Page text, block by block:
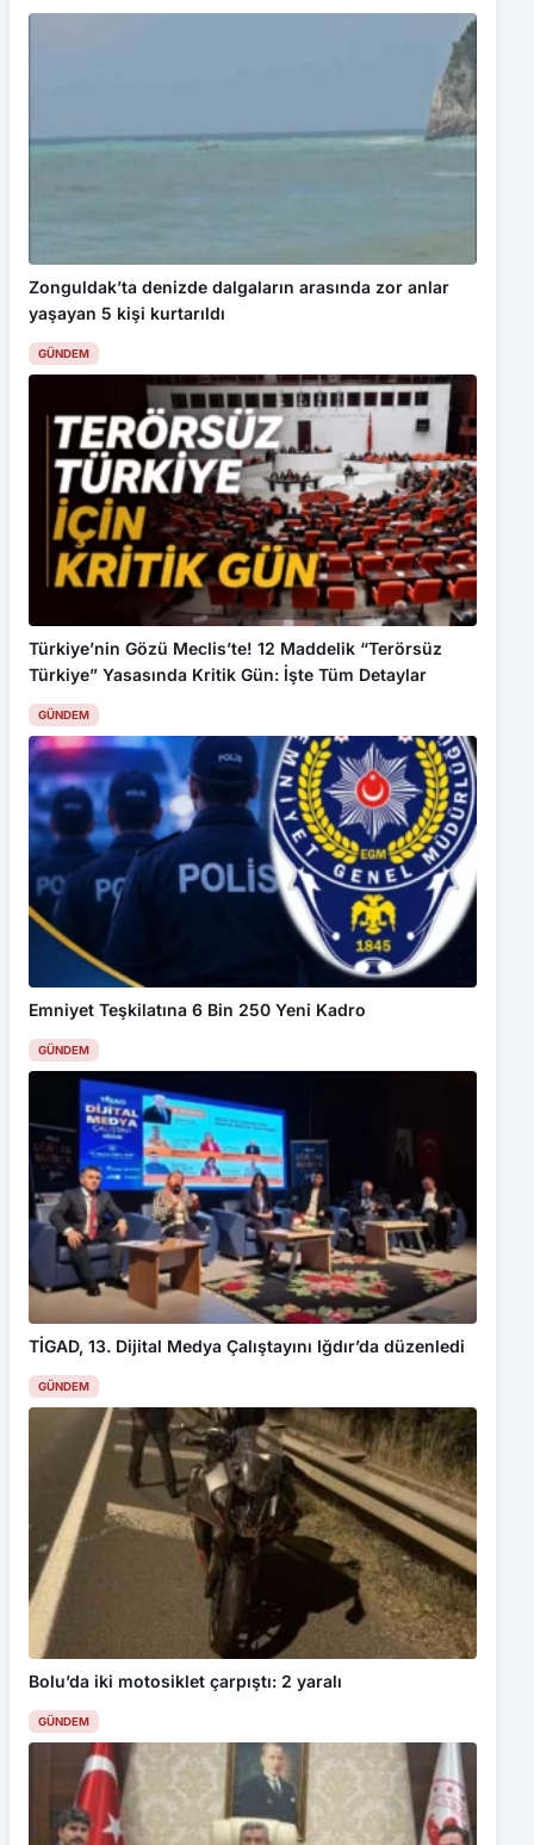
İhsaniyespor’un hocası belli oldu
Zonguldak’ta denizde dalgaların arasında zor anlar
yaşayan 5 kişi kurtarıldı
GÜNDEM
Türkiye’nin Gözü Meclis’te! 12 Maddelik “Terörsüz
Türkiye” Yasasında Kritik Gün: İşte Tüm Detaylar
GÜNDEM
Emniyet Teşkilatına 6 Bin 250 Yeni Kadro
GÜNDEM
TİGAD, 13. Dijital Medya Çalıştayını Iğdır’da düzenledi
GÜNDEM
Bolu’da iki motosiklet çarpıştı: 2 yaralı
GÜNDEM
Bu web sitesinde en iyi deneyimi yaşamanızı sağlamak için
çerezler kullanılmaktadır. Detaylar için Gizlilik Politikamız
inceleyebilirsiniz.
Kabul Et